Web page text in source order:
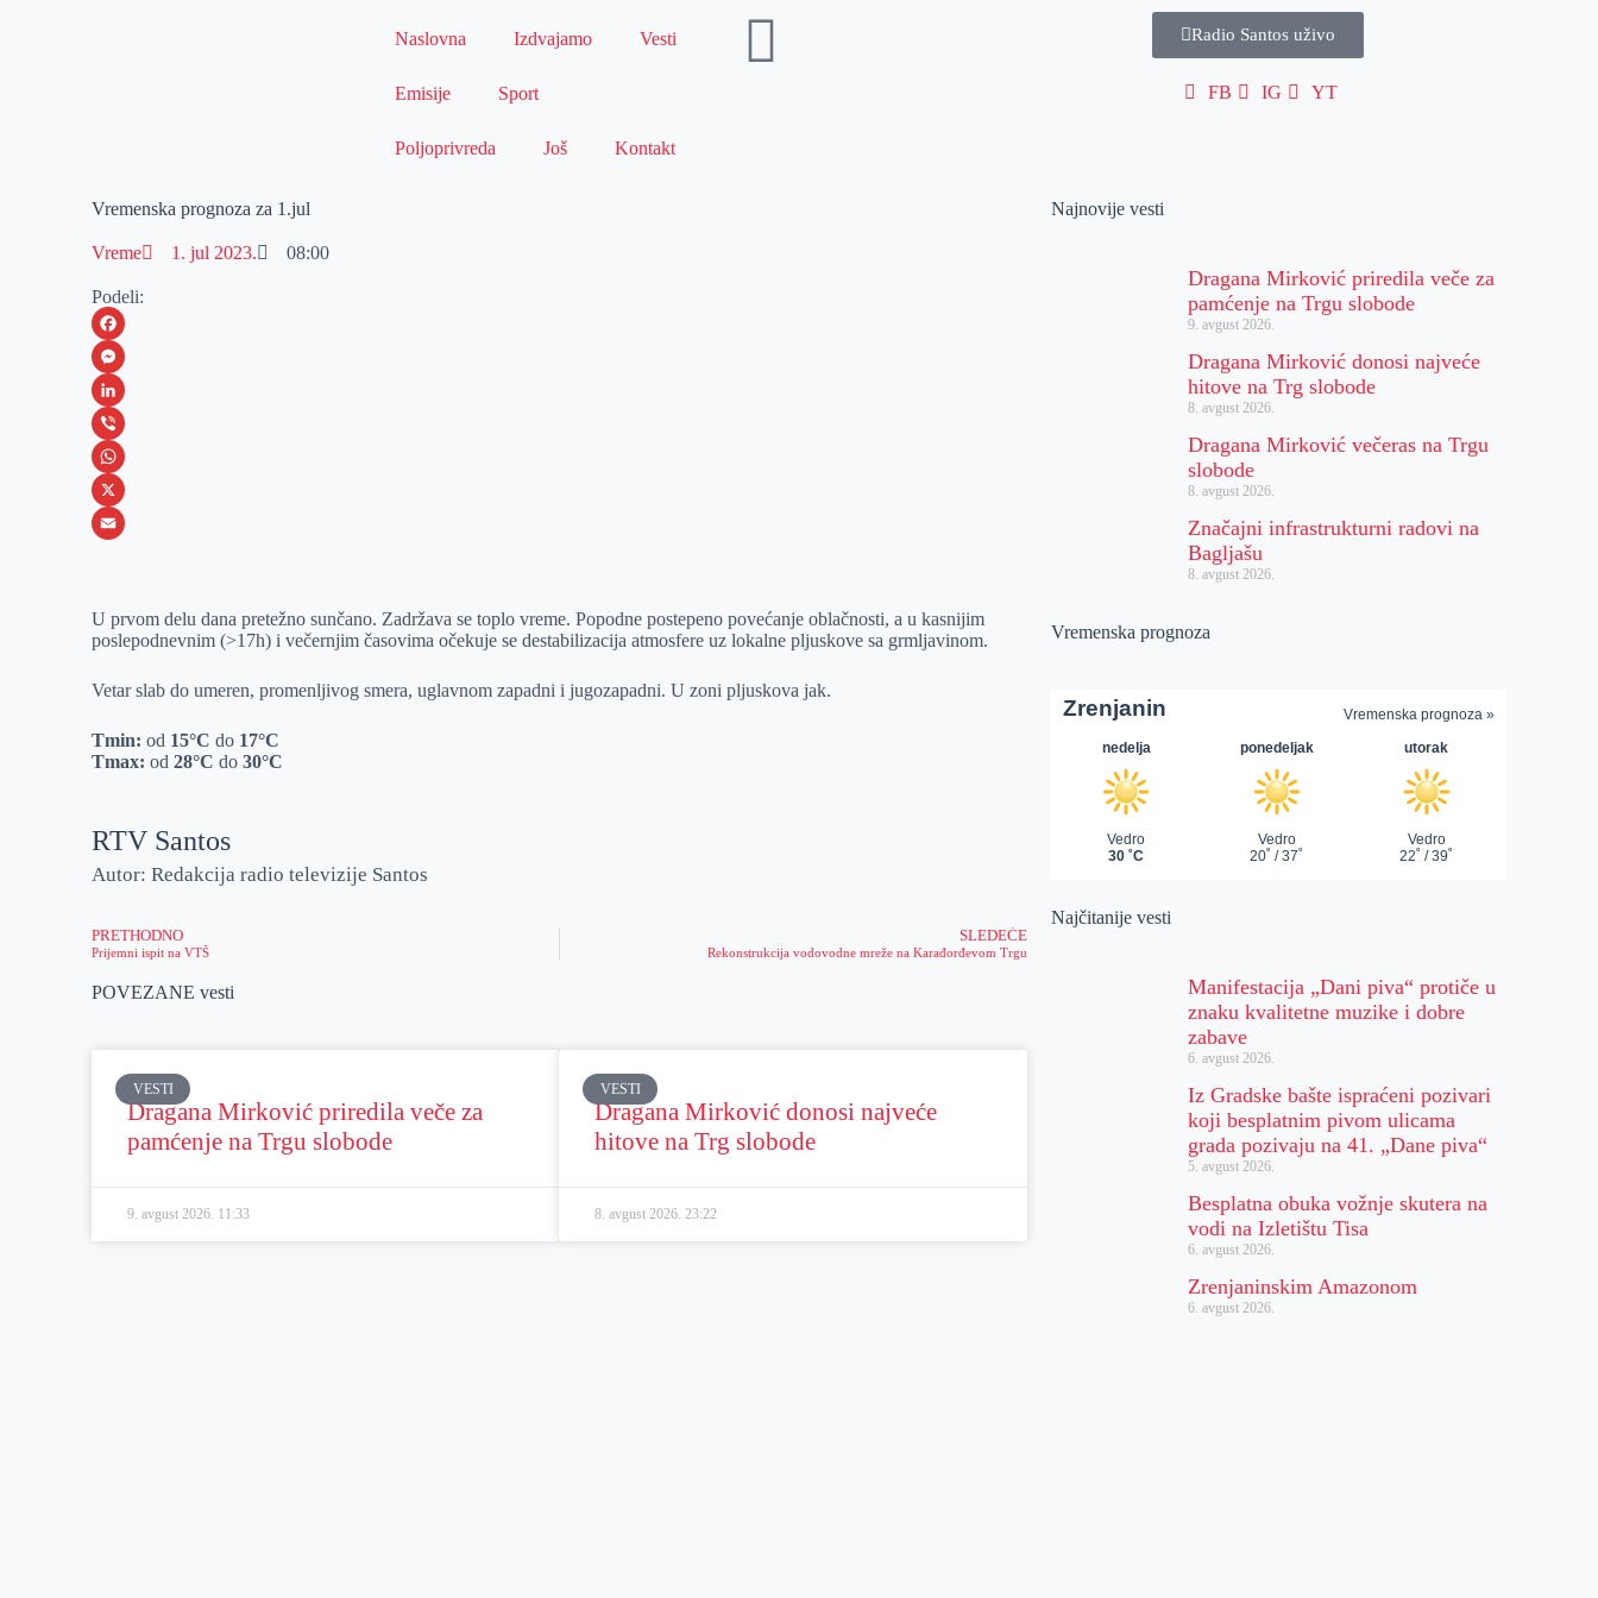
Naslovna Izdvajamo Vesti
Emisije Sport
Poljoprivreda Još Kontakt
Radio Santos uživo
FB IG YT
Vremenska prognoza za 1.jul
Vreme 1. jul 2023. 08:00
Podeli:
F
a
c
e
b
o
M
e
s
s
e
e
r
L
i
n
k
I
n
V
i
b
W
h
s
A
p
X
a
i
l
U prvom delu dana pretežno sunčano. Zadržava se toplo vreme. Popodne postepeno povećanje oblačnosti, a u kasnijim
poslepodnevnim (>17h) i večernjim časovima očekuje se destabilizacija atmosfere uz lokalne pljuskove sa grmljavinom.
Vetar slab do umeren, promenljivog smera, uglavnom zapadni i jugozapadni. U zoni pljuskova jak.
Tmin: od 15°C do 17°C
Tmax:od28°C do30°C
RTV Santos
Autor: Redakcija radio televizije Santos
PRETHODNO
Prijemni ispit na VTŠ
SLEDEĆE
Rekonstrukcija vodovodne mreže na Karađorđevom Trgu
POVEZANE vesti
VESTI
Dragana Mirković priredila veče za
pamćenje na Trgu slobode
9. avgust 2026. 11:33
VESTI
Dragana Mirković donosi najveće
hitove na Trg slobode
8. avgust 2026. 23:22
Najnovije vesti
Dragana Mirković priredila veče za
pamćenje na Trgu slobode
9. avgust 2026.
Dragana Mirković donosi najveće
hitove na Trg slobode
8. avgust 2026.
Dragana Mirković večeras na Trgu
slobode
8. avgust 2026.
Značajni infrastrukturni radovi na
Bagljašu
8. avgust 2026.
Vremenska prognoza
Najčitanije vesti
Manifestacija „Dani piva“ protiče u
znaku kvalitetne muzike i dobre
zabave
6. avgust 2026.
Iz Gradske bašte ispraćeni pozivari
koji besplatnim pivom ulicama
grada pozivaju na 41. „Dane piva“
5. avgust 2026.
Besplatna obuka vožnje skutera na
vodi na Izletištu Tisa
6. avgust 2026.
Zrenjaninskim Amazonom
6. avgust 2026.